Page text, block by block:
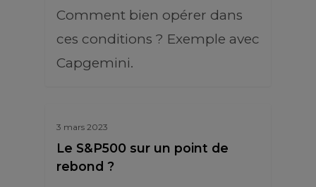
Comment bien opérer dans
ces conditions ? Exemple avec
Capgemini.
3 mars 2023
Le S&P500 sur un point de
rebond ?